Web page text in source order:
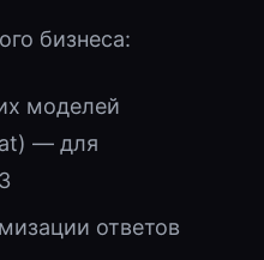
бизнеса:
моделей
— для
ответов